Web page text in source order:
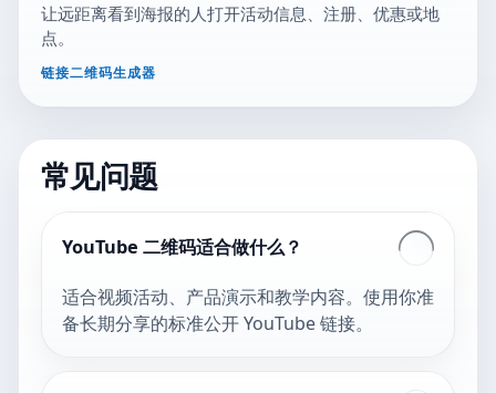
让远距离看到海报的人打开活动信息、注册、优惠或地
点。
链接二维码生成器
常见问题
YouTube 二维码适合做什么？
适合视频活动、产品演示和教学内容。使用你准
备长期分享的标准公开 YouTube 链接。